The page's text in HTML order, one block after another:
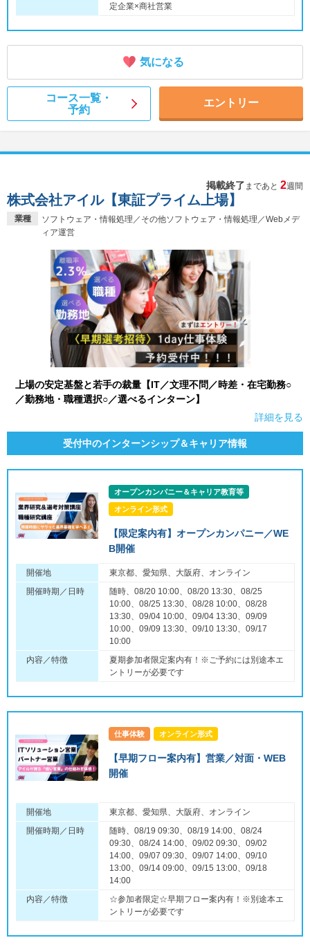
定企業×商社営業
気になる
コース一覧・
予約
エントリー
掲載終了 まであと 2週間
業種
ソフトウェア・情報処理／その他ソフトウェア・情報処理／Webメデ
ィア運営
株式会社アイル【東証プライム上場】
上場の安定基盤と若手の裁量【IT／文理不問／時差・在宅勤務○
／勤務地・職種選択○／選べるインターン】
詳細を見る
受付中のインターンシップ＆キャリア情報
オープンカンパニー＆キャリア教育等
オンライン形式
【限定案内有】オープンカンパニー／WE
B開催
開催地
東京都、愛知県、大阪府、オンライン
開催時期／日時
随時、08/20 10:00、08/20 13:30、08/25
10:00、08/25 13:30、08/28 10:00、08/28
13:30、09/04 10:00、09/04 13:30、09/09
10:00、09/09 13:30、09/10 13:30、09/17
10:00
内容／特徴
夏期参加者限定案内有！※ご予約には別途本エ
ントリーが必要です
仕事体験 オンライン形式
【早期フロー案内有】営業／対面・WEB
開催
開催地
東京都、愛知県、大阪府、オンライン
開催時期／日時
随時、08/19 09:30、08/19 14:00、08/24
09:30、08/24 14:00、09/02 09:30、09/02
14:00、09/07 09:30、09/07 14:00、09/10
13:00、09/14 09:00、09/15 13:00、09/18
14:00
内容／特徴
☆参加者限定☆早期フロー案内有！※別途本エ
ントリーが必要です